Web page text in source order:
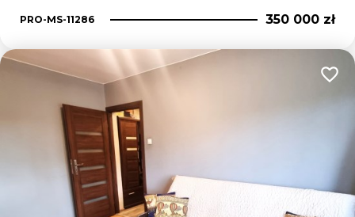
PRO-MS-11286 350 000 zł